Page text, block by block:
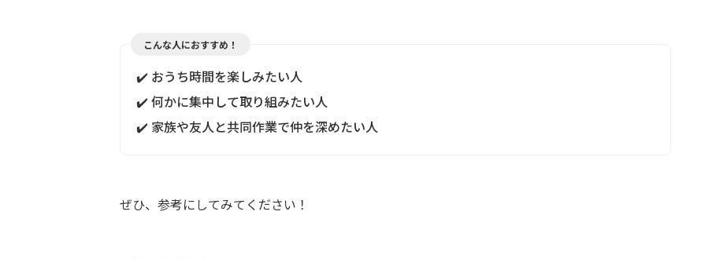
こんな人におすすめ！
✔️ おうち時間を楽しみたい人
✔️ 何かに集中して取り組みたい人
✔️ 家族や友人と共同作業で仲を深めたい人
ぜひ、参考にしてみてください！